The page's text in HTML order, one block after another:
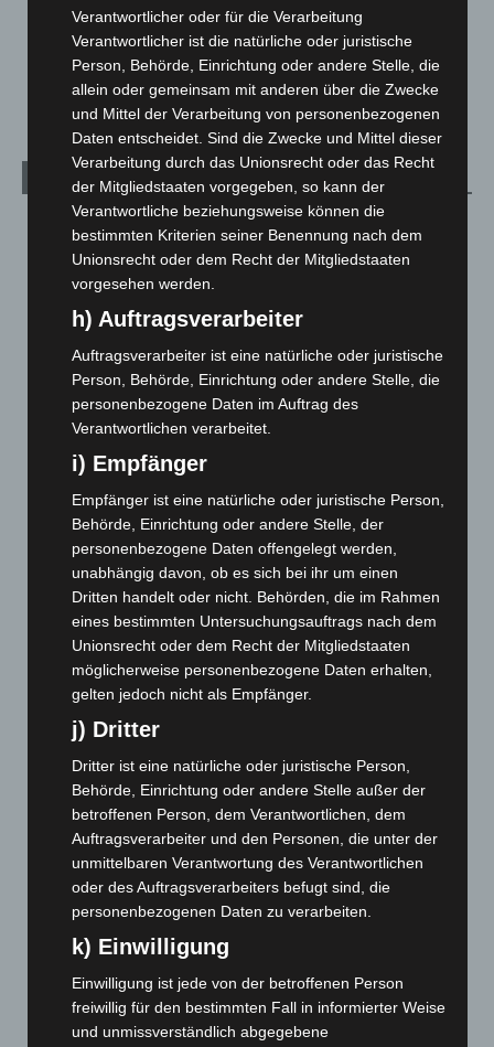
Über uns
1.269
Archiv
August 2026
(10)
Juli 2026(73)
Juni 2026(139)
Mai 2026(99)
April 2026(99)
März 2026(115)
Februar 2026(109)
Januar 2026(122)
Dezember 2025
(103)
November 2025(114)
Oktober 2025(112)
September 2025(93)
August 2025(90)
Juli 2025(90)
Juni 2025(103)
Mai 2025(112)
April 2025
(88)
März 2025(111)
Februar 2025(96)
Januar 2025 (88)
Dezember 2024(89)
November 2024(94)
Oktober 2024(93)
September 2024 (112)
August 2024
Verantwortlicher oder für die Verarbeitung
Verantwortlicher ist die natürliche oder juristische
Person, Behörde, Einrichtung oder andere Stelle, die
allein oder gemeinsam mit anderen über die Zwecke
und Mittel der Verarbeitung von personenbezogenen
Daten entscheidet. Sind die Zwecke und Mittel dieser
Verarbeitung durch das Unionsrecht oder das Recht
der Mitgliedstaaten vorgegeben, so kann der
Verantwortliche beziehungsweise können die
bestimmten Kriterien seiner Benennung nach dem
Unionsrecht oder dem Recht der Mitgliedstaaten
vorgesehen werden.
h) Auftragsverarbeiter
Auftragsverarbeiter ist eine natürliche oder juristische
Person, Behörde, Einrichtung oder andere Stelle, die
personenbezogene Daten im Auftrag des
Verantwortlichen verarbeitet.
i) Empfänger
Empfänger ist eine natürliche oder juristische Person,
Behörde, Einrichtung oder andere Stelle, der
personenbezogene Daten offengelegt werden,
unabhängig davon, ob es sich bei ihr um einen
Dritten handelt oder nicht. Behörden, die im Rahmen
eines bestimmten Untersuchungsauftrags nach dem
Unionsrecht oder dem Recht der Mitgliedstaaten
möglicherweise personenbezogene Daten erhalten,
gelten jedoch nicht als Empfänger.
j) Dritter
Dritter ist eine natürliche oder juristische Person,
Behörde, Einrichtung oder andere Stelle außer der
betroffenen Person, dem Verantwortlichen, dem
Auftragsverarbeiter und den Personen, die unter der
unmittelbaren Verantwortung des Verantwortlichen
oder des Auftragsverarbeiters befugt sind, die
personenbezogenen Daten zu verarbeiten.
k) Einwilligung
Einwilligung ist jede von der betroffenen Person
freiwillig für den bestimmten Fall in informierter Weise
und unmissverständlich abgegebene